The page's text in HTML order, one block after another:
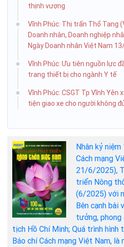
thịnh vượng
Vĩnh Phúc: Thị trấn Thổ Tang
Doanh nhân, Doanh nghiệp
Ngày Doanh nhân Việt Nam
Vĩnh Phúc: Ưu tiên nguồn lực
trang thiết bị cho ngành Y tế
Vĩnh Phúc: CSGT Tp Vĩnh Yên
tiện giao xe cho người không
Nhân kỷ
Cách mạng
21/6/2025),
triển Nông
(6/2025) với
Bên cạnh bài
tưởng, phong
tịch Hồ Chí Minh; Quá trình hình
Báo chí Cách mạng Việt Nam,